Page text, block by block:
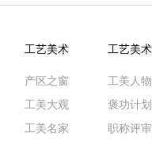
工艺美术
产区之窗
工美大观
工美名家
工艺美
工美人物
褒功计划
职称评审